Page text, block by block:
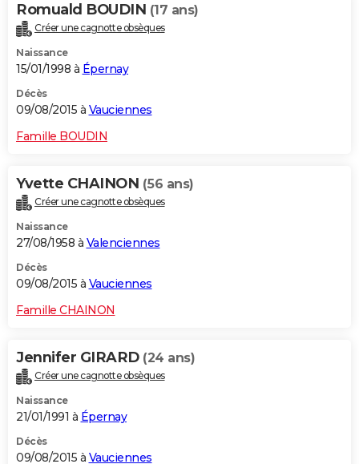
Romuald BOUDIN (17 ans)
Créer une cagnotte obsèques
Naissance
15/01/1998 à Épernay
Décès
09/08/2015 à Vauciennes
Famille BOUDIN
Yvette CHAINON (56 ans)
Créer une cagnotte obsèques
Naissance
27/08/1958 à Valenciennes
Décès
09/08/2015 à Vauciennes
Famille CHAINON
Jennifer GIRARD (24 ans)
Créer une cagnotte obsèques
Naissance
21/01/1991 à Épernay
Décès
09/08/2015 à Vauciennes